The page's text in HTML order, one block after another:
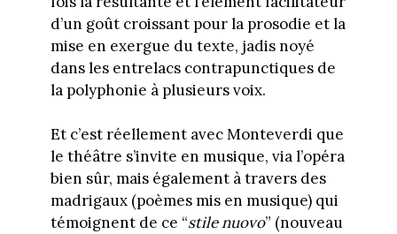
d’un goût croissant pour la prosodie et la
mise en exergue du texte, jadis noyé
dans les entrelacs contrapunctiques de
la polyphonie à plusieurs voix.
Et c’est réellement avec Monteverdi que
le théâtre s’invite en musique, via l’opéra
bien sûr, mais également à travers des
madrigaux (poèmes mis en musique) qui
témoignent de ce “stile nuovo” (nouveau